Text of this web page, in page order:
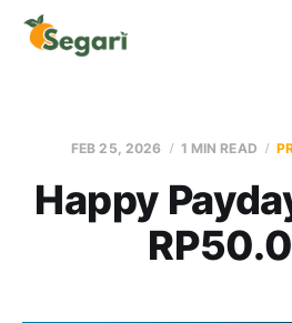
FEB 25, 2026 1 MIN READ
Happy